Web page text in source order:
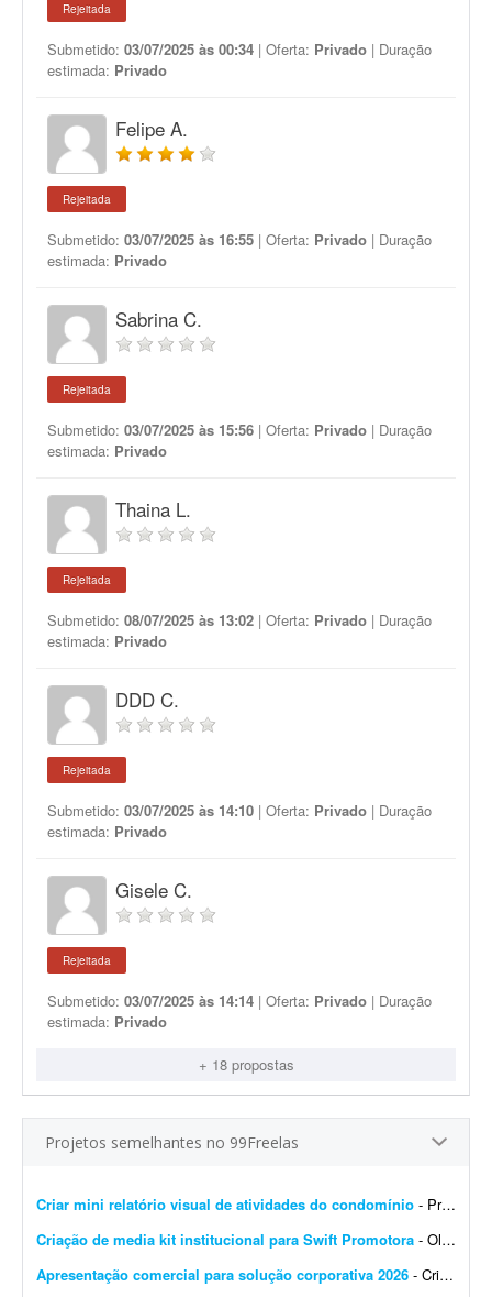
Rejeitada
Submetido: 03/07/2025 às 00:34 | Oferta: Privado | Duração
estimada: Privado
Felipe A.
Rejeitada
Submetido: 03/07/2025 às 16:55 | Oferta: Privado | Duração
estimada: Privado
Sabrina C.
Rejeitada
Submetido: 03/07/2025 às 15:56 | Oferta: Privado | Duração
estimada: Privado
Thaina L.
Rejeitada
Submetido: 08/07/2025 às 13:02 | Oferta: Privado | Duração
estimada: Privado
DDD C.
Rejeitada
Submetido: 03/07/2025 às 14:10 | Oferta: Privado | Duração
estimada: Privado
Gisele C.
Rejeitada
Submetido: 03/07/2025 às 14:14 | Oferta: Privado | Duração
estimada: Privado
+ 18 propostas
Projetos semelhantes no 99Freelas
Criar mini relatório visual de atividades do condomínio - Procuro um(a) freelancer para produzir um mini relatório visual das atividades executadas em um condomínio que administro, a partir de fotos que eu envio. Como funciona: - Envio as ...
Criação de media kit institucional para Swift Promotora - Olá! :) Estou procurando um designer gráfico com experiência em apresentações, materiais institucionais e comerciais para criar um media kit da Swift Promotora. ...
Apresentação comercial para solução corporativa 2026 - Criação de apresentação para venda de solução corporativa em 2026. Aproximadamente 15 a 17 slides. Sumarizar as informações de forma estrat...